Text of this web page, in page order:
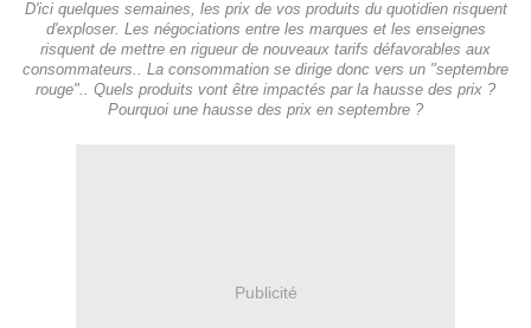
D'ici quelques semaines, les prix de vos produits du quotidien risquent
d'exploser. Les négociations entre les marques et les enseignes
risquent de mettre en rigueur de nouveaux tarifs défavorables aux
consommateurs.. La consommation se dirige donc vers un "septembre
rouge".. Quels produits vont être impactés par la hausse des prix ?
Pourquoi une hausse des prix en septembre ?
Publicité